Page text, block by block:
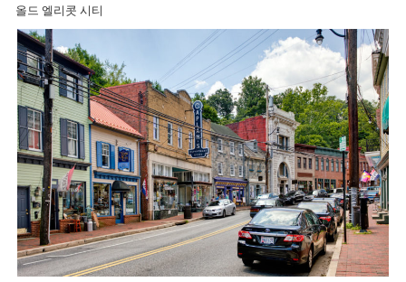
ON
올드 엘리콧 시티